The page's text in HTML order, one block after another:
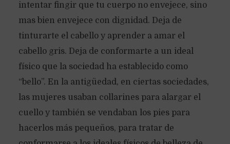
intentar fingir que tu cuerpo no envejece, sino
mas bien envejece con dignidad. Deja de
tinturarte el cabello y aprender a amar el
cabello gris. Deja de conformarte a un ideal
físico que la sociedad ha establecido como
“bello”. En la antigüedad, en ciertas sociedades,
las mujeres usaban collarines para alargar el
cuello y también se vendaban los pies para
hacerlos más pequeños, para tratar de